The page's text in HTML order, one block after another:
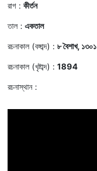
রাগ : কীর্তন
তাল : একতাল
রচনাকাল (বঙ্গাব্দ) : ৮ বৈশাখ, ১৩০১
রচনাকাল (খৃষ্টাব্দ) : 1894
রচনাস্থান :